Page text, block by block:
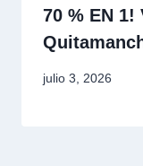
70 % EN 1!
julio 3, 2026